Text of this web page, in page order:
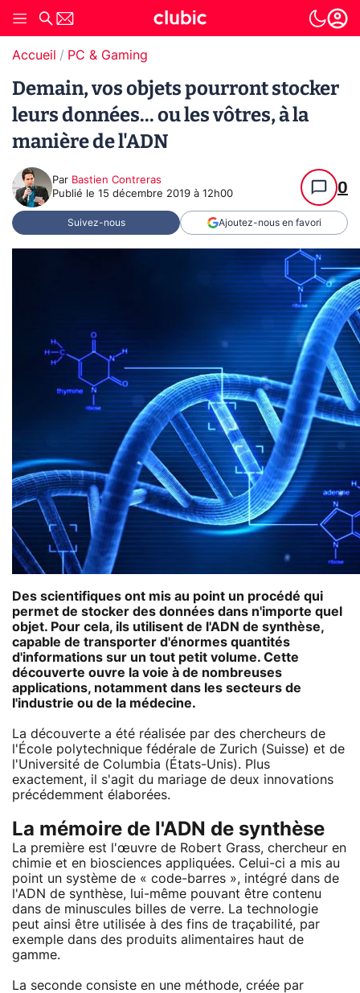
Accueil PC & Gaming
Demain, vos objets pourront stocker
leurs données... ou les vôtres, à la
manière de l'ADN
Par Bastien Contreras
Publié le 15 décembre 2019 à 12h00 0
Suivez-nous Ajoutez-nous en favori
Des scientifiques ont mis au point un procédé qui
permet de stocker des données dans n'importe quel
objet. Pour cela, ils utilisent de l'ADN de synthèse,
capable de transporter d'énormes quantités
d'informations sur un tout petit volume. Cette
découverte ouvre la voie à de nombreuses
applications, notamment dans les secteurs de
l'industrie ou de la médecine.
La découverte a été réalisée par des chercheurs de
l'École polytechnique fédérale de Zurich (Suisse) et de
l'Université de Columbia (États-Unis). Plus
exactement, il s'agit du mariage de deux innovations
précédemment élaborées.
La mémoire de l'ADN de synthèse
La première est l'œuvre de Robert Grass, chercheur en
chimie et en biosciences appliquées. Celui-ci a mis au
point un système de « code-barres », intégré dans de
l'ADN de synthèse, lui-même pouvant être contenu
dans de minuscules billes de verre. La technologie
peut ainsi être utilisée à des fins de traçabilité, par
exemple dans des produits alimentaires haut de
gamme.
La seconde consiste en une méthode, créée par